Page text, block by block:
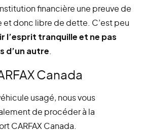
financière une preuve de
et donc libre de dette. C’est peu
l’esprit tranquille et ne pas
d’un autre
Canada
usagé, nous vous
de procéder à la
CARFAX Canada.